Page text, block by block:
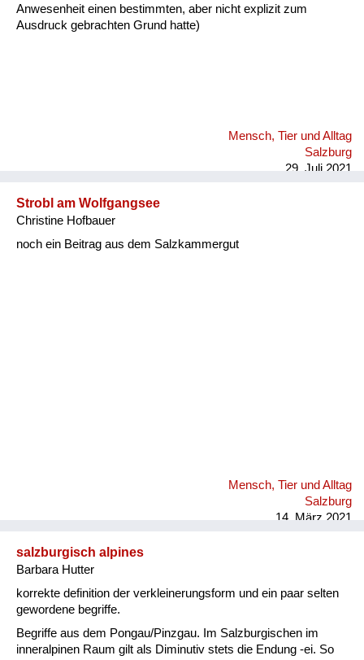
Schmankerln und
Kulinarisches
Anwesenheit einen bestimmten, aber nicht explizit zum
Ausdruck gebrachten Grund hatte)
Mensch, Tier und Alltag
Salzburg
29. Juli 2021
Strobl am Wolfgangsee
Christine Hofbauer
noch ein Beitrag aus dem Salzkammergut
Mensch, Tier und Alltag
Salzburg
14. März 2021
salzburgisch alpines
Barbara Hutter
korrekte definition der verkleinerungsform und ein paar selten
gewordene begriffe.
Begriffe aus dem Pongau/Pinzgau. Im Salzburgischen im
inneralpinen Raum gilt als Diminutiv stets die Endung -ei. So